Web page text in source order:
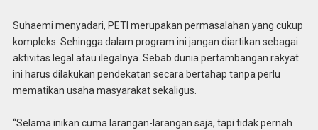
Suhaemi menyadari, PETI merupakan permasalahan yang cukup
kompleks. Sehingga dalam program ini jangan diartikan sebagai
aktivitas legal atau ilegalnya. Sebab dunia pertambangan rakyat
ini harus dilakukan pendekatan secara bertahap tanpa perlu
mematikan usaha masyarakat sekaligus.
“Selama inikan cuma larangan-larangan saja, tapi tidak pernah